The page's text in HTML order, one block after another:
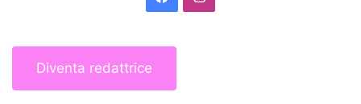
Diventa redattrice